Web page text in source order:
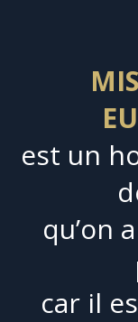
est un
qu’on
car il